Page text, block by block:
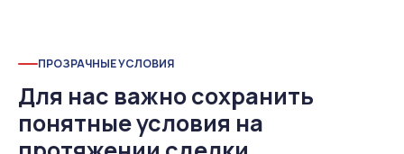
ПРОЗРАЧНЫЕ УСЛОВИЯ
Для нас важно сохранить
понятные условия на